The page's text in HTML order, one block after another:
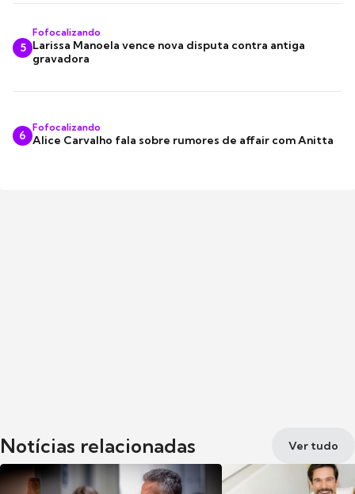
5
Fofocalizando
Larissa Manoela vence nova disputa contra antiga
gravadora
6
Fofocalizando
Alice Carvalho fala sobre rumores de affair com Anitta
Notícias relacionadas Ver tudo